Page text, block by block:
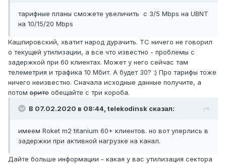
тарифные планы сможете увеличить с 3/5 Mbps на UBNT
на 10/15/20 Mbps
Кашпировский, хватит народ дурачить. ТС ничего не говорил
о текущей утилизации, а все что известно - проблемы с
задержкой при 60 клиентах. Может у него сейчас там
телеметрия и трафика 10 Мбит. А будет 30? :) Про тарифы тоже
ничего неизвестно. Сначала исходные данные получите, а
потом врите обещайте с три короба.
В 07.02.2020 в 08:44, telekodinsk сказал:
имеем Roket m2 titanium 60+ клиентов. но вот уперлись в
задержки при активной нагрузке на канал.
Дайте больше информации - какая у вас утилизация сектора